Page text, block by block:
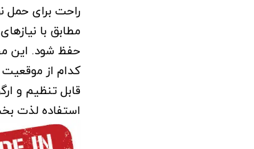
راحت برای حمل
مطابق با
حفظ شود. این
کدام از
قابل تنظیم و
استفاده لذت